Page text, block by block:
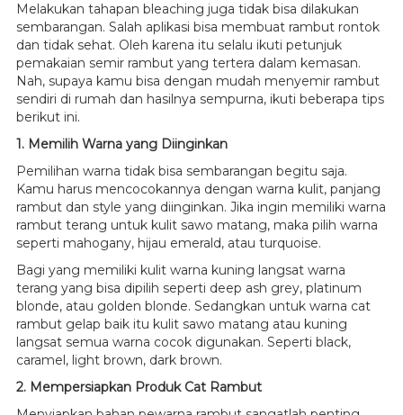
Melakukan tahapan bleaching juga tidak bisa dilakukan
sembarangan. Salah aplikasi bisa membuat rambut rontok
dan tidak sehat. Oleh karena itu selalu ikuti petunjuk
pemakaian semir rambut yang tertera dalam kemasan.
Nah, supaya kamu bisa dengan mudah menyemir rambut
sendiri di rumah dan hasilnya sempurna, ikuti beberapa tips
berikut ini.
1. Memilih Warna yang Diinginkan
Pemilihan warna tidak bisa sembarangan begitu saja.
Kamu harus mencocokannya dengan warna kulit, panjang
rambut dan style yang diinginkan. Jika ingin memiliki warna
rambut terang untuk kulit sawo matang, maka pilih warna
seperti mahogany, hijau emerald, atau turquoise.
Bagi yang memiliki kulit warna kuning langsat warna
terang yang bisa dipilih seperti deep ash grey, platinum
blonde, atau golden blonde. Sedangkan untuk warna cat
rambut gelap baik itu kulit sawo matang atau kuning
langsat semua warna cocok digunakan. Seperti black,
caramel, light brown, dark brown.
2. Mempersiapkan Produk Cat Rambut